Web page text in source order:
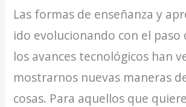
Las formas de enseñanza y
ido evolucionando con el
los avances tecnológicos han
mostrarnos nuevas maneras
cosas. Para aquellos que